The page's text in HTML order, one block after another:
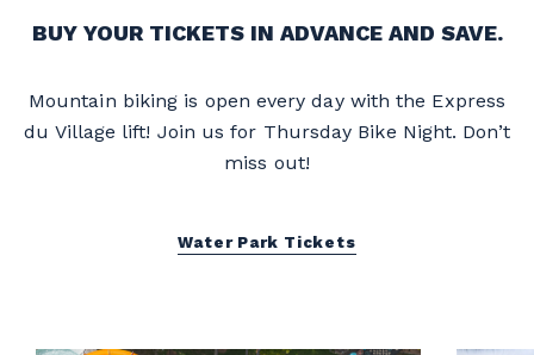
BUY YOUR TICKETS IN ADVANCE AND SAVE.
Mountain biking is open every day with the Express
du Village lift! Join us for Thursday Bike Night. Don’t
miss out!
Water Park Tickets